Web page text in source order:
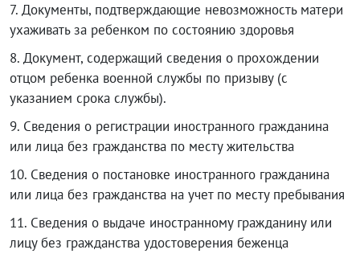
7. Документы, подтверждающие невозможность матери
ухаживать за ребенком по состоянию здоровья
8. Документ, содержащий сведения о прохождении
отцом ребенка военной службы по призыву (с
указанием срока службы).
9. Сведения о регистрации иностранного гражданина
или лица без гражданства по месту жительства
10. Сведения о постановке иностранного гражданина
или лица без гражданства на учет по месту пребывания
11. Сведения о выдаче иностранному гражданину или
лицу без гражданства удостоверения беженца